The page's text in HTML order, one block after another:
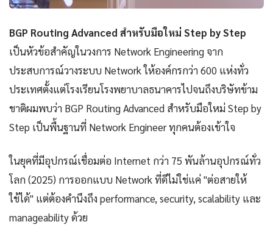
BGP Routing Advanced สำหรับมือใหม่ Step by Step
เป็นหัวข้อสำคัญในวงการ Network Engineering จาก
ประสบการณ์วางระบบ Network ให้องค์กรกว่า 600 แห่งทั่ว
ประเทศตั้งแต่โรงเรียนโรงพยาบาลธนาคารไปจนถึงบริษัทข้าม
ชาติผมพบว่า BGP Routing Advanced สำหรับมือใหม่ Step by
Step เป็นพื้นฐานที่ Network Engineer ทุกคนต้องเข้าใจ
ในยุคที่มีอุปกรณ์เชื่อมต่อ Internet กว่า 75 พันล้านอุปกรณ์ทั่ว
โลก (2025) การออกแบบ Network ที่ดีไม่ใช่แค่ "ต่อสายให้
ใช้ได้" แต่ต้องคำนึงถึง performance, security, scalability และ
manageability ด้วย